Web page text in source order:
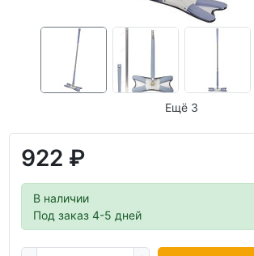
Ещё 3
922 ₽
В наличии
Под заказ 4-5 дней